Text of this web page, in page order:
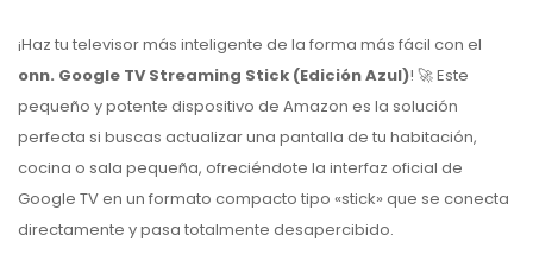
¡Haz tu televisor más inteligente de la forma más fácil con el
onn. Google TV Streaming Stick (Edición Azul)! 🚀 Este
pequeño y potente dispositivo de Amazon es la solución
perfecta si buscas actualizar una pantalla de tu habitación,
cocina o sala pequeña, ofreciéndote la interfaz oficial de
Google TV en un formato compacto tipo «stick» que se conecta
directamente y pasa totalmente desapercibido.